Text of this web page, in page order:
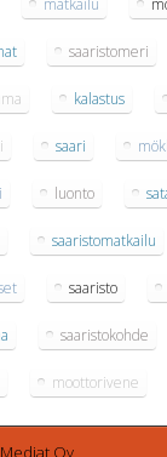
matkailu
saaristomeri
kalastus
saari
luonto
saaristomatkailu
saaristo
saaristokohde
moottorivene
Oy